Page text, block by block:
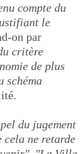
compte du
le
on par
critère
de plus
schéma
du jugement
cela ne retarde